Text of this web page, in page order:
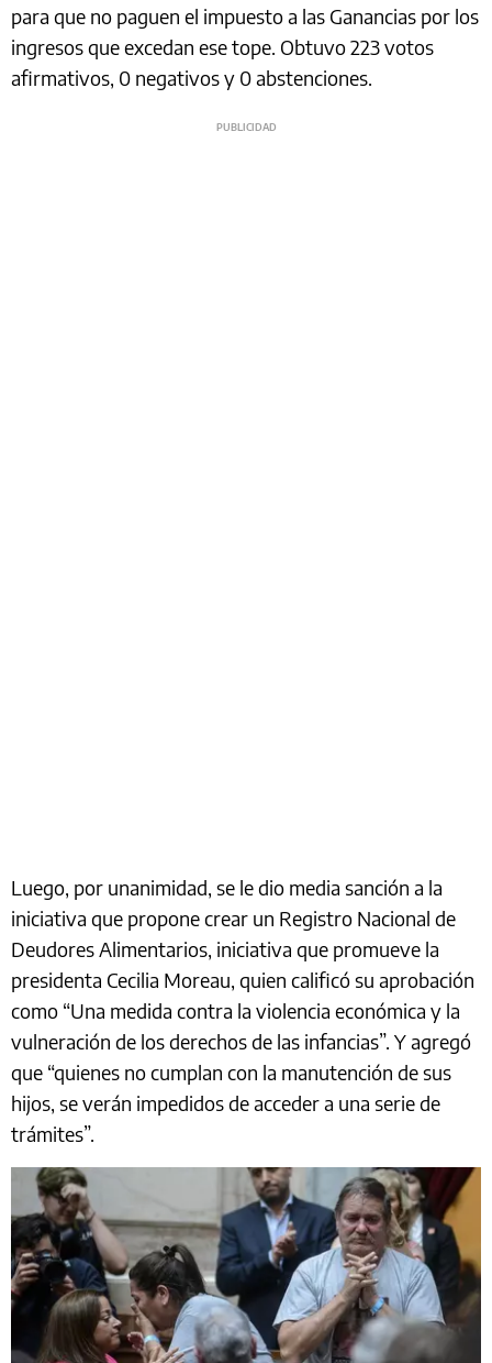
para que no paguen el impuesto a las Ganancias por los
ingresos que excedan ese tope. Obtuvo 223 votos
afirmativos, 0 negativos y 0 abstenciones.
Luego, por unanimidad, se le dio media sanción a la
iniciativa que propone crear un Registro Nacional de
Deudores Alimentarios, iniciativa que promueve la
presidenta Cecilia Moreau, quien calificó su aprobación
como “Una medida contra la violencia económica y la
vulneración de los derechos de las infancias”. Y agregó
que “quienes no cumplan con la manutención de sus
hijos, se verán impedidos de acceder a una serie de
trámites”.